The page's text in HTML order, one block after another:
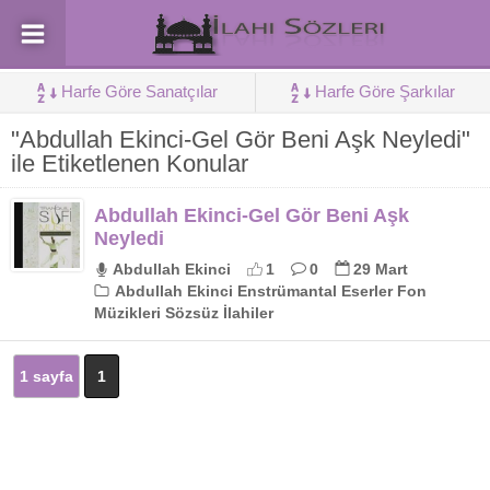
Harfe Göre Sanatçılar Harfe Göre Şarkılar
"Abdullah Ekinci-Gel Gör Beni Aşk Neyledi"
ile Etiketlenen Konular
Abdullah Ekinci-Gel Gör Beni Aşk
Neyledi
Abdullah Ekinci 1 0
29 Mart
Abdullah Ekinci Enstrümantal Eserler Fon
Müzikleri Sözsüz İlahiler
1 sayfa 1